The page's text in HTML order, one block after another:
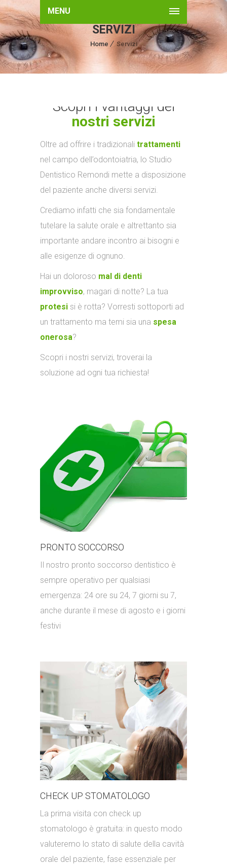
MENU
SERVIZI
Home Servizi
Scopri i vantaggi dei
nostri servizi
Oltre ad offrire i tradizionali trattamenti
nel campo dell’odontoiatria, lo Studio
Dentistico Remondi mette a disposizione
del paziente anche diversi servizi.
Crediamo infatti che sia fondamentale
tutelare la salute orale e altrettanto sia
importante andare incontro ai bisogni e
alle esigenze di ognuno.
Hai un doloroso mal di denti
improvviso, magari di notte? La tua
protesi si è rotta? Vorresti sottoporti ad
un trattamento ma temi sia una spesa
onerosa?
Scopri i nostri servizi, troverai la
soluzione ad ogni tua richiesta!
PRONTO SOCCORSO
Il nostro pronto soccorso dentistico è
sempre operativo per qualsiasi
emergenza: 24 ore su 24, 7 giorni su 7,
anche durante il mese di agosto e i giorni
festivi
CHECK UP STOMATOLOGO
La prima visita con check up
stomatologo è gratuita: in questo modo
valuteremo lo stato di salute della cavità
orale del paziente, fase essenziale per